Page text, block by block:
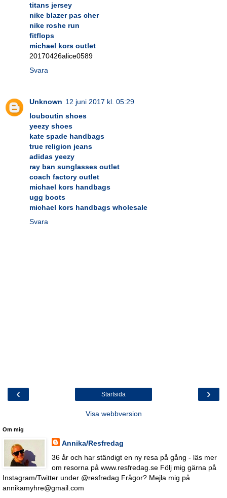
titans jersey
nike blazer pas cher
nike roshe run
fitflops
michael kors outlet
20170426alice0589
Svara
Unknown 12 juni 2017 kl. 05:29
louboutin shoes
yeezy shoes
kate spade handbags
true religion jeans
adidas yeezy
ray ban sunglasses outlet
coach factory outlet
michael kors handbags
ugg boots
michael kors handbags wholesale
Svara
‹ ›
Startsida
Visa webbversion
Om mig
Annika/Resfredag
36 år och har ständigt en ny resa på gång - läs mer
om resorna på www.resfredag.se Följ mig gärna på
Instagram/Twitter under @resfredag Frågor? Mejla mig på
annikamyhre@gmail.com